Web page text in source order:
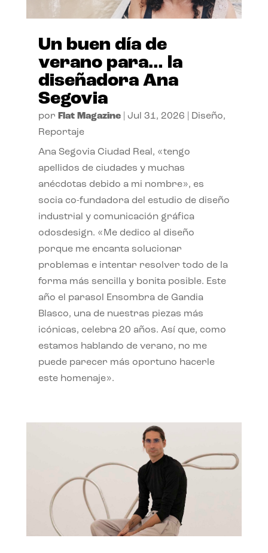
Un buen día de
verano para… la
diseñadora Ana
Segovia
por Flat Magazine| Jul 31, 2026 Diseño,
Reportaje
Ana Segovia Ciudad Real, «tengo
apellidos de ciudades y muchas
anécdotas debido a mi nombre», es
socia co-fundadora del estudio de diseño
industrial y comunicación gráfica
odosdesign. «Me dedico al diseño
porque me encanta solucionar
problemas e intentar resolver todo de la
forma más sencilla y bonita posible. Este
año el parasol Ensombra de Gandia
Blasco, una de nuestras piezas más
icónicas, celebra 20 años. Así que, como
estamos hablando de verano, no me
puede parecer más oportuno hacerle
este homenaje».